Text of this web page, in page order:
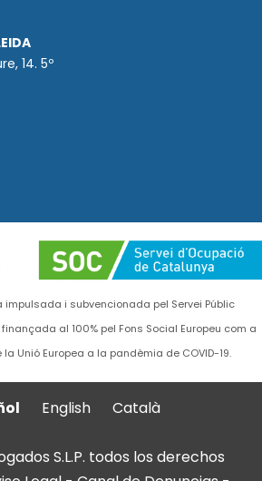
14. 5º
i subvencionada pel Servei Públic
al 100% pel Fons Social Europeu com a
Unió Europea a la pandèmia de COVID-19.
English Català
S.L.P. todos los derechos